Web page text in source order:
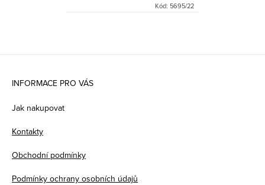
Kód: 5695/22
INFORMACE PRO VÁS
Jak nakupovat
Kontakty
Obchodní podmínky
Podmínky ochrany osobních údajů